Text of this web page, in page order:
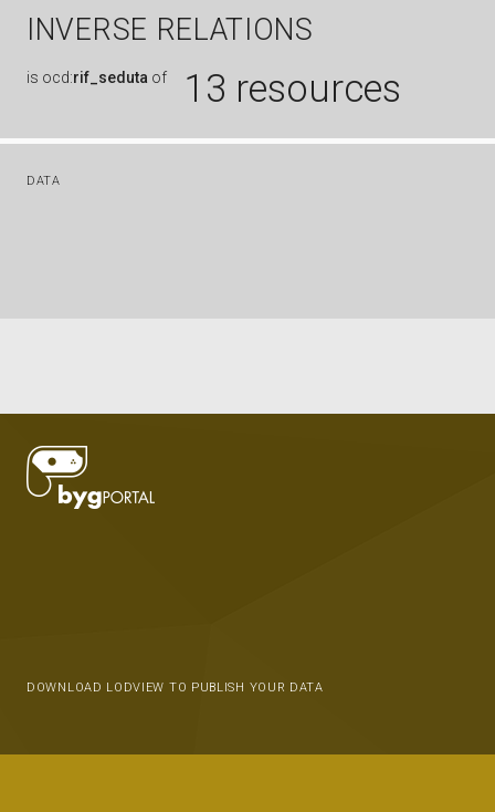
INVERSE RELATIONS
is ocd:rif_seduta of 13 resources
DATA
DOWNLOAD LODVIEW TO PUBLISH YOUR DATA